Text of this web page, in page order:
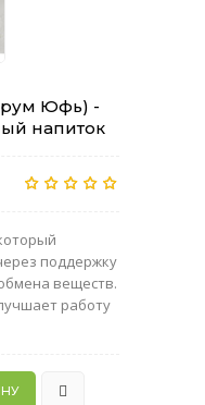
Юфь) -
напиток
поддержку
веществ.
работу